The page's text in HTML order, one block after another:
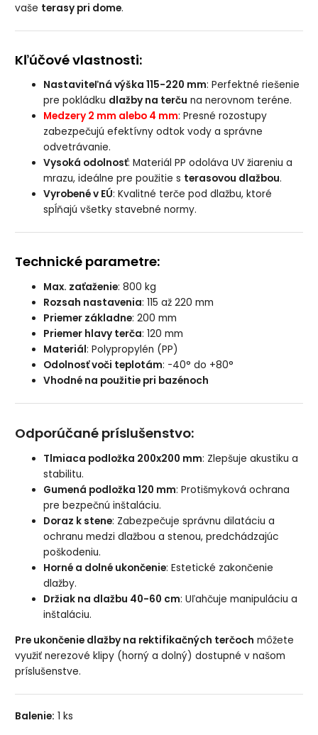
vaše terasy pri dome.
Kľúčové vlastnosti:
Nastaviteľná výška 115-220 mm: Perfektné riešenie
pre pokládku dlažby na terču na nerovnom teréne.
Medzery 2 mm alebo 4 mm: Presné rozostupy
zabezpečujú efektívny odtok vody a správne
odvetrávanie.
Vysoká odolnosť: Materiál PP odoláva UV žiareniu a
mrazu, ideálne pre použitie s terasovou dlažbou.
Vyrobené v EÚ: Kvalitné terče pod dlažbu, ktoré
spĺňajú všetky stavebné normy.
Technické parametre:
Max. zaťaženie: 800 kg
Rozsah nastavenia: 115 až 220 mm
Priemer základne: 200 mm
Priemer hlavy terča: 120 mm
Materiál: Polypropylén (PP)
Odolnosť voči teplotám: -40° do +80°
Vhodné na použitie pri bazénoch
Odporúčané príslušenstvo:
Tlmiaca podložka 200x200 mm: Zlepšuje akustiku a
stabilitu.
Gumená podložka 120 mm: Protišmyková ochrana
pre bezpečnú inštaláciu.
Doraz k stene: Zabezpečuje správnu dilatáciu a
ochranu medzi dlažbou a stenou, predchádzajúc
poškodeniu.
Horné a dolné ukončenie: Estetické zakončenie
dlažby.
Držiak na dlažbu 40-60 cm: Uľahčuje manipuláciu a
inštaláciu.
Pre ukončenie dlažby na rektifikačných terčoch môžete
využiť nerezové klipy (horný a dolný)dostupné v našom
príslušenstve.
Balenie: 1 ks